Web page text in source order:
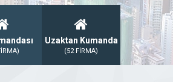
Uzaktan Kumanda
(52 FİRMA)